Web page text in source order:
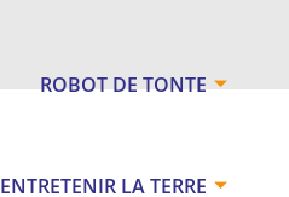
ROBOT DE TONTE
LA TERRE